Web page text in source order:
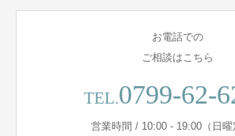
お電話での
ご相談はこちら
TEL.0799-62-
営業時間 / 10:00 - 19:00（日曜